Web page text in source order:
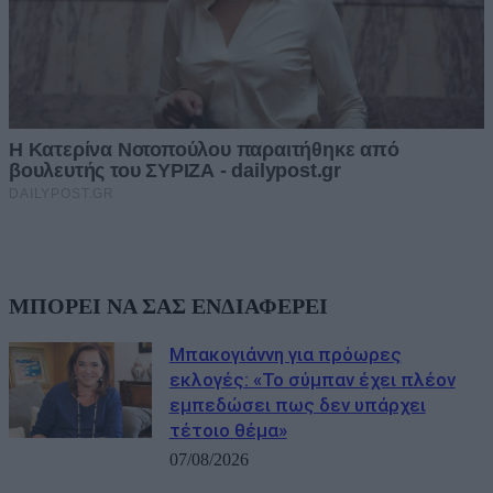
ΜΠΟΡΕΙ ΝΑ ΣΑΣ ΕΝΔΙΑΦΕΡΕΙ
Μπακογιάννη για πρόωρες
εκλογές: «Το σύμπαν έχει πλέον
εμπεδώσει πως δεν υπάρχει
τέτοιο θέμα»
07/08/2026